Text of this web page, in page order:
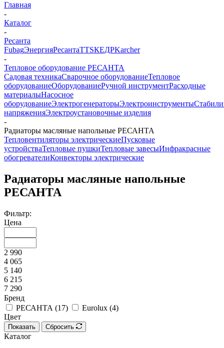
Главная
-
Каталог
-
Ресанта
FubagЭнергияРесантаTTSКЕДРKarcher
-
Тепловое оборудование РЕСАНТА
Садовая техникаСварочное оборудованиеТепловое
оборудованиеОборудованиеРучной инструментРасходные
материалыНасосное
оборудованиеЭлектрогенераторыЭлектроинструменты
напряженияЭлектроустановочные изделия
-
Радиаторы масляные напольные РЕСАНТА
Тепловентиляторы электрическиеПусковые
устройстваТепловые пушкиТепловые завесыИнфракрасные
обогревателиКонвекторы электрические
Радиаторы масляные напольные
РЕСАНТА
Фильтр:
Цена
2 990
4 065
5 140
6 215
7 290
Бренд
РЕСАНТА (17) Eurolux (4)
Цвет
Показать Сбросить
Каталог